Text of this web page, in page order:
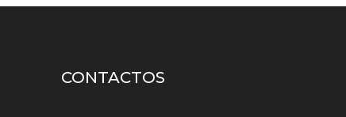
CONTACTOS